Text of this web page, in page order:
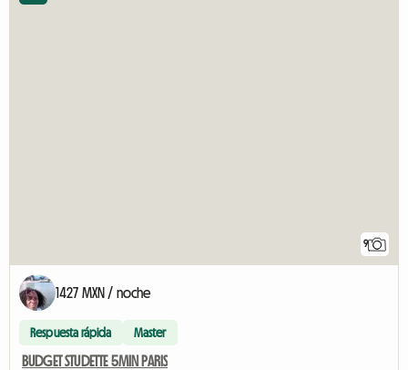
9
1427 MXN / noche
Respuesta rápida Master
BUDGET STUDETTE 5MIN PARIS